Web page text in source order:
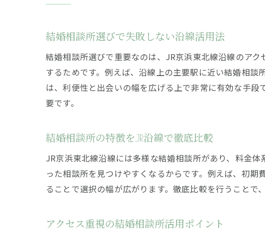
結婚相談所選びで失敗しない沿線活用法
結婚相談所選びで重要なのは、JR京浜東北線沿線のア
するためです。例えば、沿線上の主要駅に近い結婚相
は、利便性と出会いの幅を広げる上で非常に有効な手
要です。
結婚相談所の特徴をJR沿線で徹底比較
JR京浜東北線沿線には多様な結婚相談所があり、料金
った相談所を見つけやすくなるからです。例えば、初
ることで選択の幅が広がります。徹底比較を行うことで
アクセス重視の結婚相談所活用ポイント